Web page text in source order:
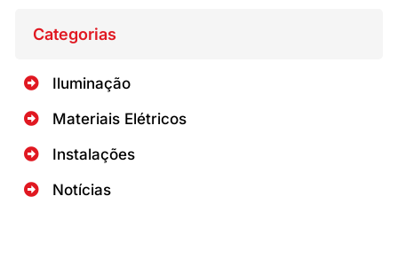
Categorias
Iluminação
Materiais Elétricos
Instalações
Notícias